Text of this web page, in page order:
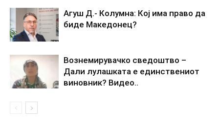
Агуш Д.- Колумна: Кој има право да
биде Македонец?
Вознемирувачко сведоштво –
Дали лулашката е единствениот
виновник? Видео..